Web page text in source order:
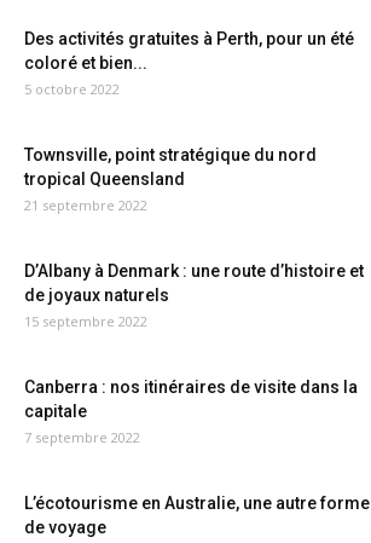
Des activités gratuites à Perth, pour un été
coloré et bien...
5 octobre 2022
Townsville, point stratégique du nord
tropical Queensland
21 septembre 2022
D’Albany à Denmark : une route d’histoire et
de joyaux naturels
15 septembre 2022
Canberra : nos itinéraires de visite dans la
capitale
7 septembre 2022
L’écotourisme en Australie, une autre forme
de voyage